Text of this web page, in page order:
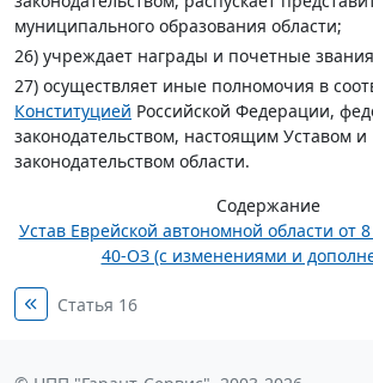
муниципального образования области;
26) учреждает награды и почетные
27) осуществляет иные полномочия в
Конституцией Российской Федерации,
законодательством, настоящим Уставом и
законодательством области.
Содержание
Устав Еврейской автономной области от
40-ОЗ (с изменениями и
Статья 16